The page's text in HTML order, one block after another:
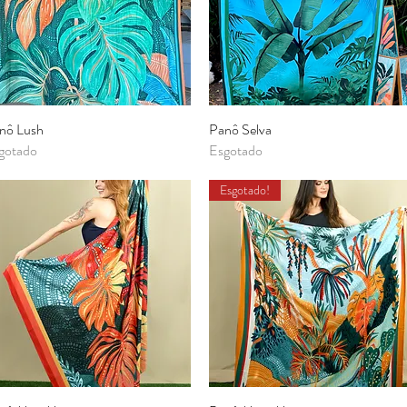
Visualização rápida
Lush
Visualização rápida
Panô Selva
Esgotado
Esgotado!